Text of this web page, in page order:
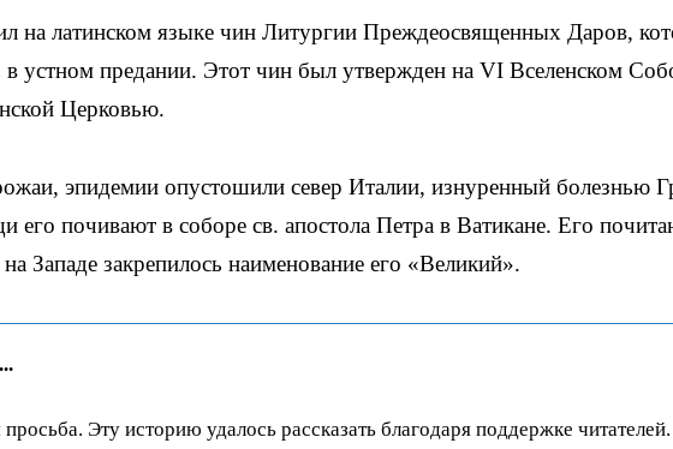
на латинском языке чин Литургии Преждеосвященных Даров,
в устном предании. Этот чин был утвержден на VI Вселенском
Церковью.
эпидемии опустошили север Италии, изнуренный болезнью
его почивают в соборе св. апостола Петра в Ватикане. Его
Западе закрепилось наименование его «Великий».
Эту историю удалось рассказать благодаря поддержке читателей.